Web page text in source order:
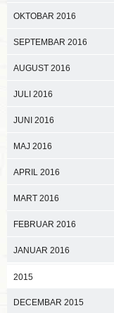
OKTOBAR 2016
SEPTEMBAR 2016
AUGUST 2016
JULI 2016
JUNI 2016
MAJ 2016
APRIL 2016
MART 2016
FEBRUAR 2016
JANUAR 2016
2015
DECEMBAR 2015